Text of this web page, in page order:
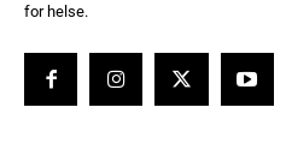
for helse.